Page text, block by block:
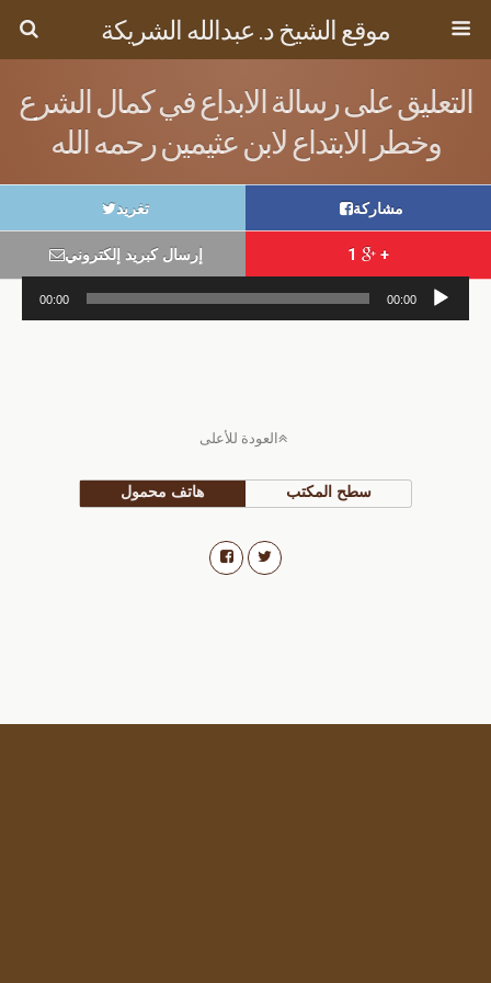
موقع الشيخ د. عبدالله الشريكة
التعليق على رسالة الابداع في كمال الشرع
وخطر الابتداع لابن عثيمين رحمه الله
مشاركة تغريد
+ 1 إرسال كبريد إلكتروني
مشغل
الصوت
00:00
00:00
العودة للأعلى
هاتف محمول سطح المكتب